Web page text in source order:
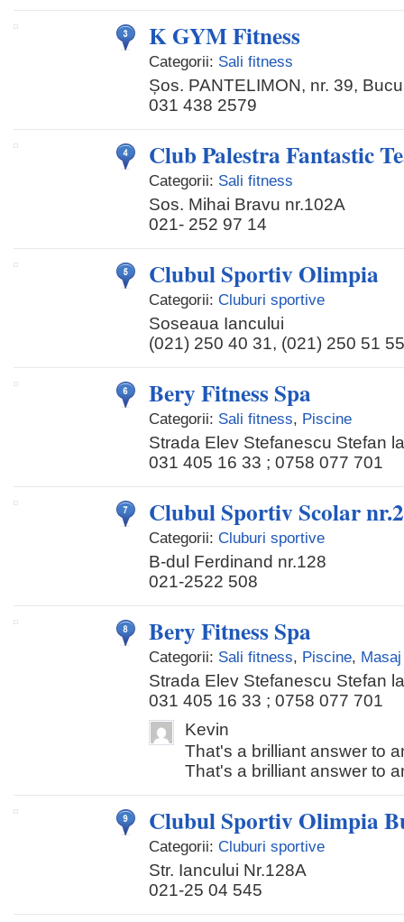
K GYM Fitness
Categorii: Sali fitness
Șos. PANTELIMON, nr. 39,
031 438 2579
Club Palestra Fantastic
Categorii: Sali fitness
Sos. Mihai Bravu nr.102A
021- 252 97 14
Clubul Sportiv Olimpia
Categorii: Cluburi sportive
Soseaua Iancului
(021) 250 40 31, (021) 250 51 55
Bery Fitness Spa
Categorii: Sali fitness, Piscine
Strada Elev Stefanescu Stefan
031 405 16 33 ; 0758 077 701
Clubul Sportiv Scolar
Categorii: Cluburi sportive
B-dul Ferdinand nr.128
021-2522 508
Bery Fitness Spa
Categorii: Sali fitness, Piscine, Masaj
Strada Elev Stefanescu Stefan
031 405 16 33 ; 0758 077 701
Kevin
That's a brilliant answer to
That's a brilliant answer to
Clubul Sportiv Olimpia
Categorii: Cluburi sportive
Str. Iancului Nr.128A
021-25 04 545